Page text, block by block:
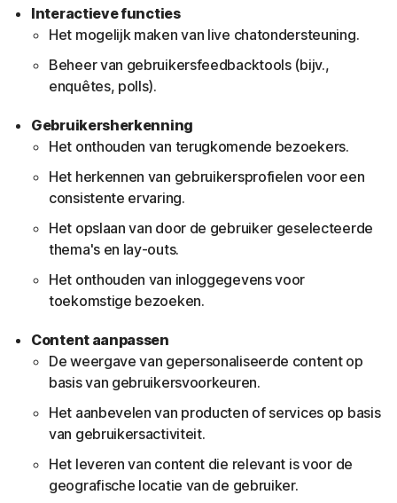
Interactieve functies
Het mogelijk maken van live chatondersteuning.
Beheer van gebruikersfeedbacktools (bijv.,
enquêtes, polls).
Gebruikersherkenning
Het onthouden van terugkomende bezoekers.
Het herkennen van gebruikersprofielen voor een
consistente ervaring.
Het opslaan van door de gebruiker geselecteerde
thema's en lay-outs.
Het onthouden van inloggegevens voor
toekomstige bezoeken.
Content aanpassen
De weergave van gepersonaliseerde content op
basis van gebruikersvoorkeuren.
Het aanbevelen van producten of services op basis
van gebruikersactiviteit.
Het leveren van content die relevant is voor de
geografische locatie van de gebruiker.